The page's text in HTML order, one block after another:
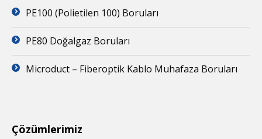
PE100 (Polietilen 100) Boruları
PE80 Doğalgaz Boruları
Microduct – Fiberoptik Kablo Muhafaza Boruları
Çözümlerimiz